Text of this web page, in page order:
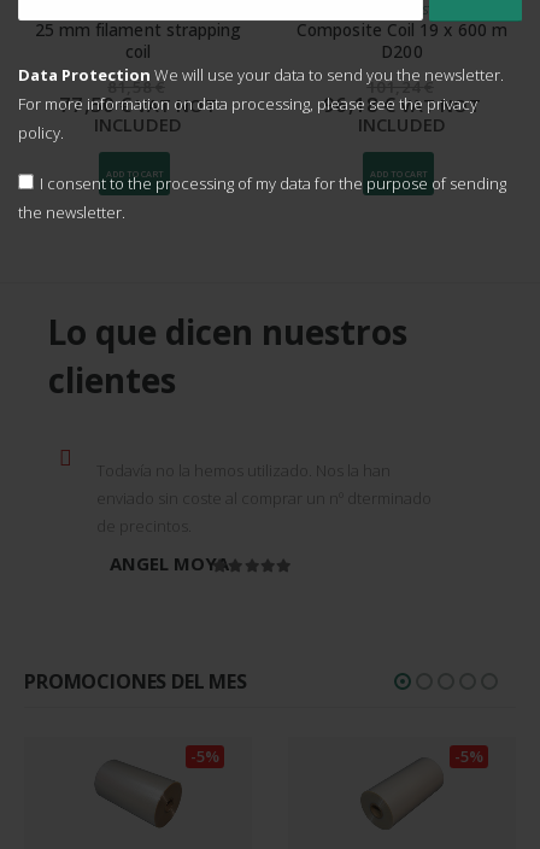
Data Protection We will use your data to send you the newsletter.
For more information on data processing, please see theprivacy
policy.
I consent to the processing of my data for the purpose of sending
the newsletter.
Composite Coil 19 x 600 m
D200
101,24€
96,18€ VAT NOT
INCLUDED
ADD TO CART
STRAPPING ACCESSORIES
Unions for 13 mm open PP
strap
36,20 €
34,39€ VAT NOT
INCLUDED
ADD TO CART
Lo que dicen nuestros
clientes
Todavía no la hemos utilizado. Nos la han
enviado sin coste al comprar un nº dterminado
de precintos.
ANGEL MOYA
PROMOCIONES DEL MES